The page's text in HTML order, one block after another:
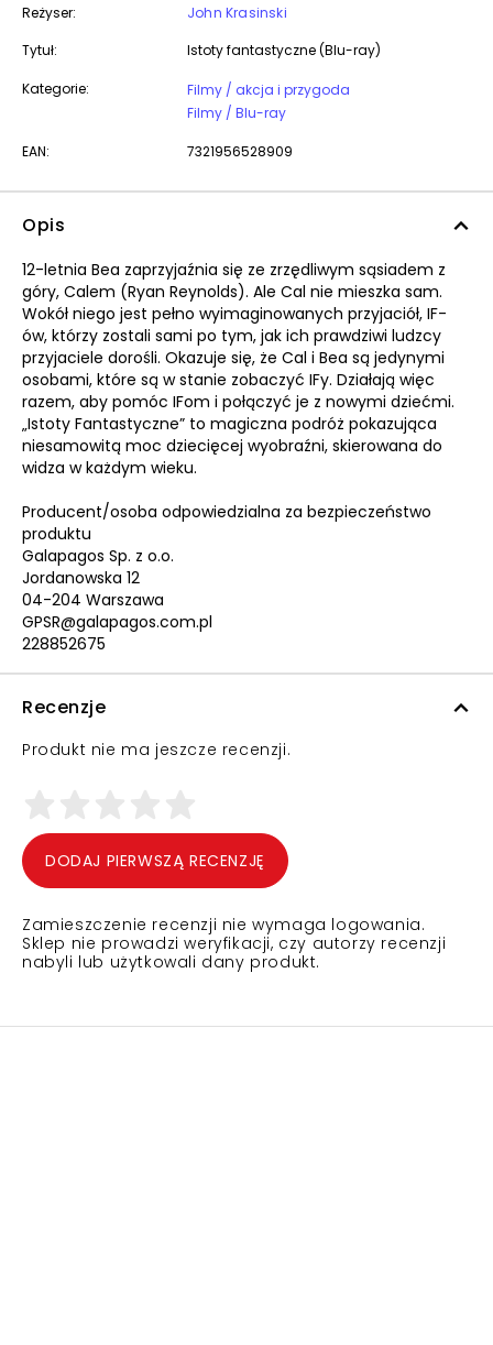
Reżyser:
John Krasinski
Tytuł:
Istoty fantastyczne (Blu-ray)
Kategorie:
Filmy / akcja i przygoda
Filmy / Blu-ray
EAN: 7321956528909
Opis
12-letnia Bea zaprzyjaźnia się ze zrzędliwym sąsiadem z
góry, Calem (Ryan Reynolds). Ale Cal nie mieszka sam.
Wokół niego jest pełno wyimaginowanych przyjaciół, IF-
ów, którzy zostali sami po tym, jak ich prawdziwi ludzcy
przyjaciele dorośli. Okazuje się, że Cal i Bea są jedynymi
osobami, które są w stanie zobaczyć IFy. Działają więc
razem, aby pomóc IFom i połączyć je z nowymi dziećmi.
„Istoty Fantastyczne” to magiczna podróż pokazująca
niesamowitą moc dziecięcej wyobraźni, skierowana do
widza w każdym wieku.
Producent/osoba odpowiedzialna za bezpieczeństwo
produktu
Galapagos Sp. z o.o.
Jordanowska 12
04-204 Warszawa
GPSR@galapagos.com.pl
228852675
Recenzje
Produkt nie ma jeszcze recenzji.
DODAJ PIERWSZĄ RECENZJĘ
Zamieszczenie recenzji nie wymaga logowania.
Sklep nie prowadzi weryfikacji, czy autorzy recenzji
nabyli lub użytkowali dany produkt.